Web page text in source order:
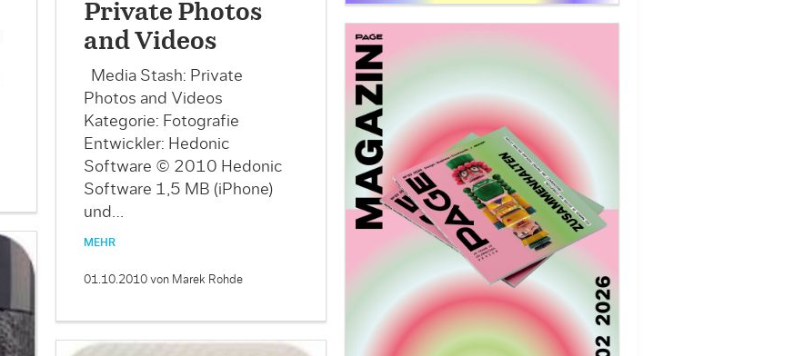
Private Photos
and Videos
Media Stash: Private
Photos and Videos
Kategorie: Fotografie
Entwickler: Hedonic
Software © 2010 Hedonic
Software 1,5 MB (iPhone)
und…
MEHR
01.10.2010 von Marek Rohde